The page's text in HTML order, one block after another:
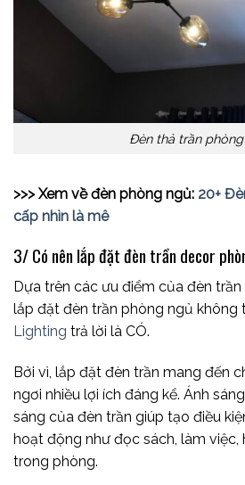
Đèn thả trần
>>> Xem về đèn phòng ngủ: 20+
cấp nhìn là mê
3/ Có nên lắp đặt đèn trần decor
Dựa trên các ưu điểm của đèn
lắp đặt đèn trần phòng ngủ không
Lighting trả lời là CÓ.
Bởi vì, lắp đặt đèn trần mang đến
ngơi nhiều lợi ích đáng kể. Ánh
sáng của đèn trần giúp tạo điều
hoạt động như đọc sách, làm
trong phòng.